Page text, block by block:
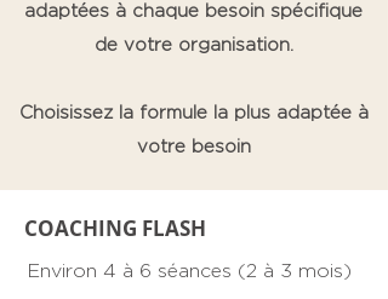
adaptées à chaque besoin spécifique
de votre organisation.
Choisissez la formule la plus adaptée à
votre besoin
COACHING FLASH
Environ 4 à 6 séances (2 à 3 mois)